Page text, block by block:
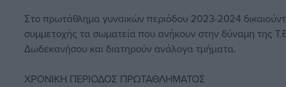
Στο πρωτάθλημα γυναικών περιόδου 2023-2024
συμμετοχής τα σωματεία που ανήκουν στην δύναμη της
Δωδεκανήσου και διατηρούν ανάλογα τμήματα.
ΧΡΟΝΙΚΗ ΠΕΡΙΟΔΟΣ ΠΡΩΤΑΘΛΗΜΑΤΟΣ